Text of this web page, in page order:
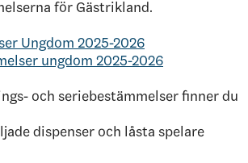
för Gästrikland.
Ungdom 2025-2026
ungdom 2025-2026
och seriebestämmelser finner du
dispenser och låsta spelare